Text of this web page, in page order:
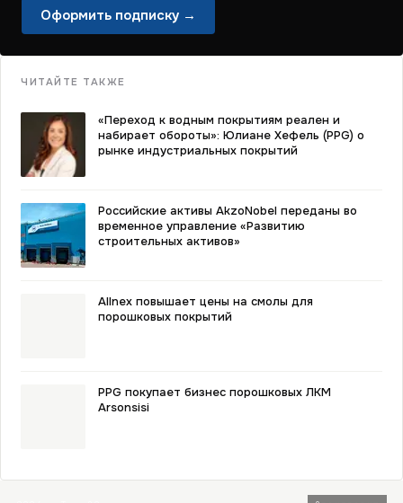
Оформить подписку →
ЧИТАЙТЕ ТАКЖЕ
«Переход к водным покрытиям реален и
набирает обороты»: Юлиане Хефель (PPG) о
рынке индустриальных покрытий
Российские активы AkzoNobel переданы во
временное управление «Развитию
строительных активов»
Allnex повышает цены на смолы для
порошковых покрытий
PPG покупает бизнес порошковых ЛКМ
Arsonsisi